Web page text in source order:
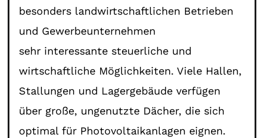
besonders landwirtschaftlichen Betrieben
und Gewerbeunternehmen
sehr interessante steuerliche und
wirtschaftliche Möglichkeiten. Viele Hallen,
Stallungen und Lagergebäude verfügen
über große, ungenutzte Dächer, die sich
optimal für Photovoltaikanlagen eignen.